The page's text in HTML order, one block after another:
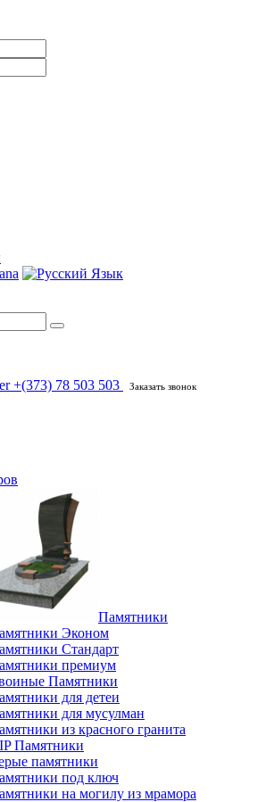
+(373) 78 503 503
Заказать звонок
Памятники
Эконом
Стандарт
премиум
Памятники
для детеи
для мусулман
из красного гранита
Памятники
памятники
под ключ
на могилу из мрамора